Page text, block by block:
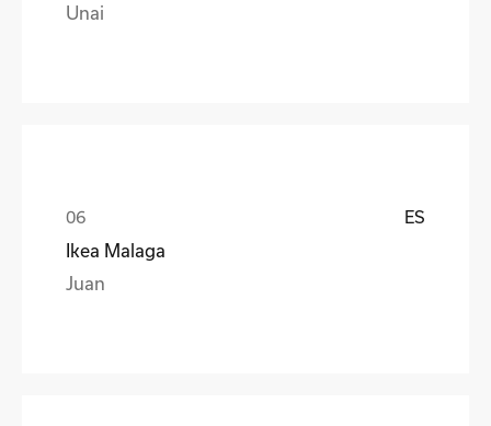
Unai
ES
Ikea Malaga
Juan